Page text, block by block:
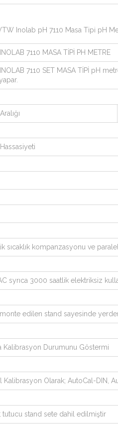
Inolab pH 7110 Masa Tipi pH
7110 MASA TİPİ PH METRE
7110 SET MASA TİPİ pH
sıcaklık kompanzasyonu ve
syrıca 3000 saatlik elektriksiz
edilen stand sayesinde
Kalibrasyon Durumunu Göstermi
Kalibrasyon Olarak; AutoCal-DIN,
tutucu stand sete dahil edilmiştir